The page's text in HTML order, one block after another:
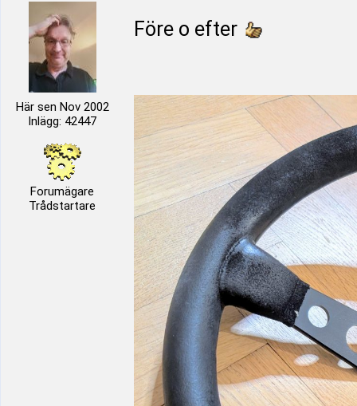
Här sen Nov 2002
Inlägg: 42447
Forumägare
Trådstartare
Före o efter